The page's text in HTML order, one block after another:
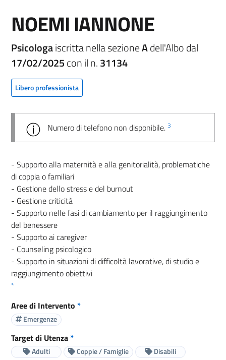
NOEMI IANNONE
Psicologaiscritta nella sezioneAdell'Albo dal
17/02/2025con il n.31134
Libero professionista
Numero di telefono non disponibile. 3
- Supporto alla maternità e alla genitorialità, problematiche
di coppia o familiari
- Gestione dello stress e del burnout
- Gestione criticità
- Supporto nelle fasi di cambiamento per il raggiungimento
del benessere
- Supporto ai caregiver
- Counseling psicologico
- Supporto in situazioni di difficoltà lavorative, di studio e
raggiungimento obiettivi
*
Aree di Intervento *
Emergenze
Target di Utenza*
Adulti Coppie / Famiglie
Disabili